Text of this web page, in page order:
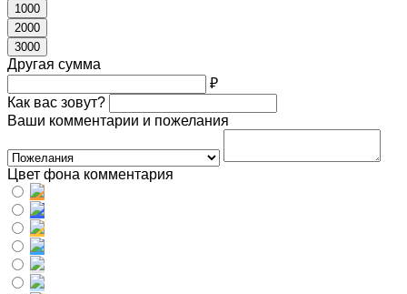
1000
2000
3000
Другая сумма
₽
Как вас зовут?
Ваши комментарии и пожелания
Цвет фона комментария